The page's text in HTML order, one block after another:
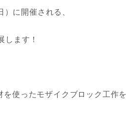
に開催される、
します！
使ったモザイクブロック工作を